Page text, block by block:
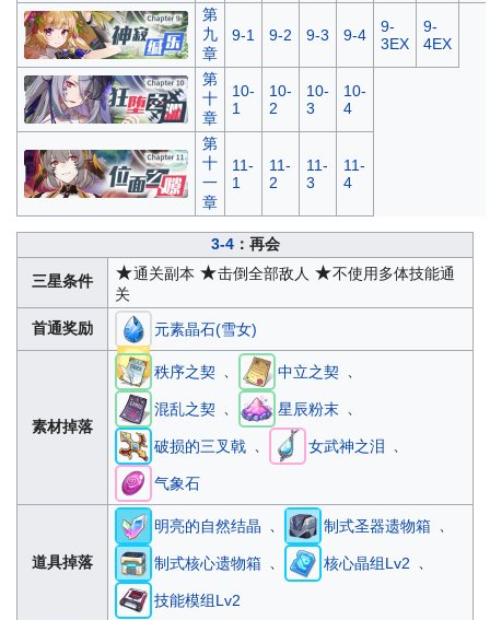
第
九
章
9-1 9-2 9-3 9-4
9-
3EX
9-
4EX
第
十
章
10-
1
10-
2
10-
3
10-
4
第
十
一
章
11-
1
11-
2
11-
3
11-
4
3-4：再会
三星条件 ★通关副本 ★击倒全部敌人 ★不使用多体技能通
关
首通奖励
元素晶石(雪女)
素材掉落
秩序之契 中立之契
混乱之契 星辰粉末
破损的三叉戟 女武神之泪
气象石
道具掉落
明亮的自然结晶 制式圣器遗物箱
制式核心遗物箱 核心晶组Lv2
技能模组Lv2